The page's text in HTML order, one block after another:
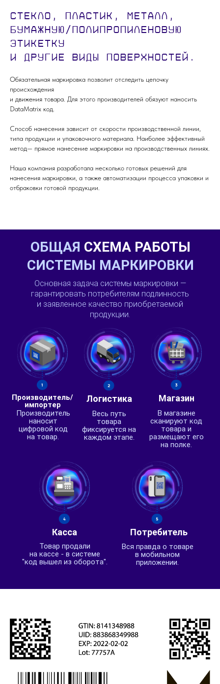
Cтекло, пластик, металл,
бумажную/полипропиленовую
этикетку
и другие виды поверхностей.
Обязательная маркировка позволит отследить цепочку
происхождения
и движения товара. Для этого производителей обязуют наносить
DataMatrix код.
Способ нанесения зависит от скорости производственной линии,
типа продукции и упаковочного материала. Наиболее эффективный
метод— прямое нанесение маркировки на производственных линиях.
Наша компания разработала несколько готовых решений для
нанесения маркировки, а также автоматизации процесса упаковки и
отбраковки готовой продукции.
Производитель/
импортер
Магазин
Касса Потребитель
Производитель
наносит
цифровой код
на товар.
Логистика
Весь путь
товара
фиксируется на
каждом этапе.
В магазине
сканируют код
товара и
размещают его
на полке.
Товар продали
на кассе - в системе
"код вышел из оборота".
Вся правда о товаре
в мобильном
приложении.
Основная задача системы маркировки —
гарантировать потребителям подлинность
и заявленное качество приобретаемой
продукции.
ОБЩАЯ СХЕМА РАБОТЫ
СИСТЕМЫ МАРКИРОВКИ